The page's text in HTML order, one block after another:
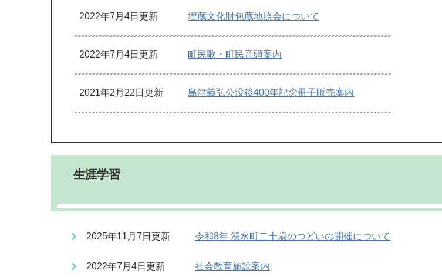
2022年7月4日更新 埋蔵文化財包蔵地照会について
2022年7月4日更新 町民歌・町民音頭案内
2021年2月22日更新 島津義弘公没後400年記念冊子販売案内
生涯学習
2025年11月7日更新 令和8年 湧水町二十歳のつどいの開催について
2022年7月4日更新 社会教育施設案内